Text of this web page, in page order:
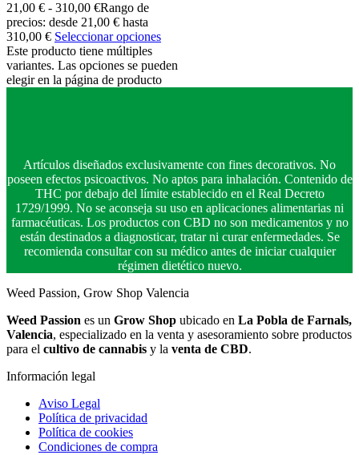
21,00 € - 310,00 €Rango de
precios: desde 21,00 € hasta
310,00 € Seleccionar opciones
Este producto tiene múltiples
variantes. Las opciones se pueden
elegir en la página de producto
Artículos diseñados exclusivamente con fines decorativos. No
poseen efectos psicoactivos. No aptos para inhalación. Contenido de
THC por debajo del límite establecido en el Real Decreto
1729/1999. No se aconseja su uso en aplicaciones alimentarias ni
farmacéuticas. Los productos con CBD no son medicamentos y no
están destinados a diagnosticar, tratar ni curar enfermedades. Se
recomienda consultar con su médico antes de iniciar cualquier
régimen dietético nuevo.
Weed Passion, Grow Shop Valencia
Weed Passion es un Grow Shop ubicado en La Pobla de Farnals,
Valencia, especializado en la venta y asesoramiento sobre productos
para el cultivo de cannabis y la venta de CBD.
Información legal
Aviso Legal
Política de privacidad
Política de cookies
Condiciones de compra